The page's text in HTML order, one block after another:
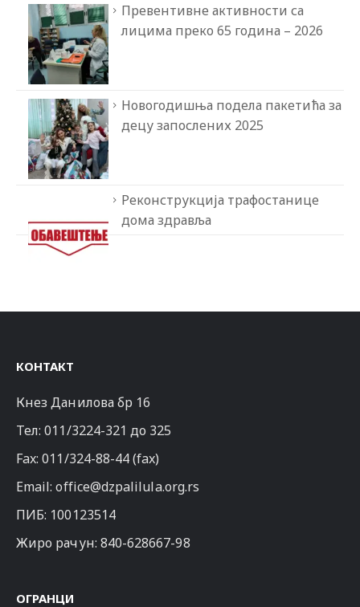
Превентивне активности са
лицима преко 65 година – 2026
Новогодишња подела пакетића за
децу запослених 2025
Реконструкција трафостанице
дома здравља
КОНТАКТ
Кнез Данилова бр 16
Тел:011/3224-321 до 325
Fax: 011/324-88-44 (fax)
Email:office@dzpalilula.org.rs
ПИБ: 100123514
Жиро рачун: 840-628667-98
ОГРАНЦИ